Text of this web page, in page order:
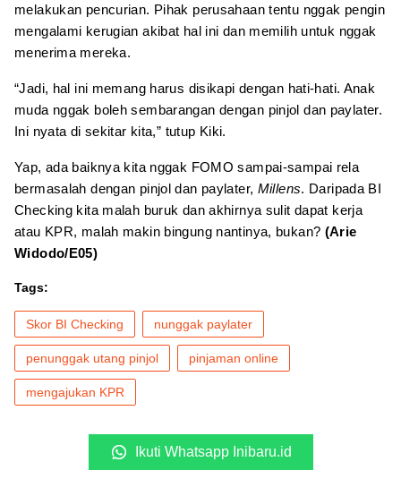
melakukan pencurian. Pihak perusahaan tentu nggak pengin
mengalami kerugian akibat hal ini dan memilih untuk nggak
menerima mereka.
“Jadi, hal ini memang harus disikapi dengan hati-hati. Anak
muda nggak boleh sembarangan dengan pinjol dan paylater.
Ini nyata di sekitar kita,” tutup Kiki.
Yap, ada baiknya kita nggak FOMO sampai-sampai rela
bermasalah dengan pinjol dan paylater, Millens. Daripada BI
Checking kita malah buruk dan akhirnya sulit dapat kerja
atau KPR, malah makin bingung nantinya, bukan? (Arie
Widodo/E05)
Tags:
Skor BI Checking nunggak paylater
penunggak utang pinjol pinjaman online
mengajukan KPR
Ikuti Whatsapp Inibaru.id